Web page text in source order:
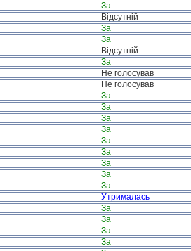
За
Відсутній
За
За
Відсутній
За
Не голосував
Не голосував
За
За
За
За
За
За
За
За
За
Утрималась
За
За
За
За